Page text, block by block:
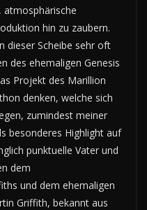
atmosphärische
hin zu zaubern.
dieser Scheibe sehr oft
des ehemaligen Genesis
Projekt des Marillion
denken, welche sich
zumindest meiner
besonderes Highlight auf
punktuelle Vater und
dem
und dem ehemaligen
Griffith, bekannt aus